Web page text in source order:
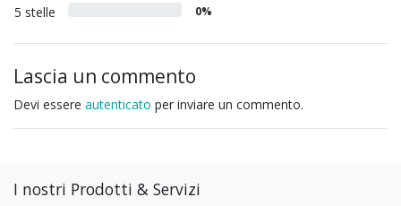
5 stelle 0%
Lascia un commento
Devi essere autenticato per inviare un commento.
I nostri Prodotti & Servizi